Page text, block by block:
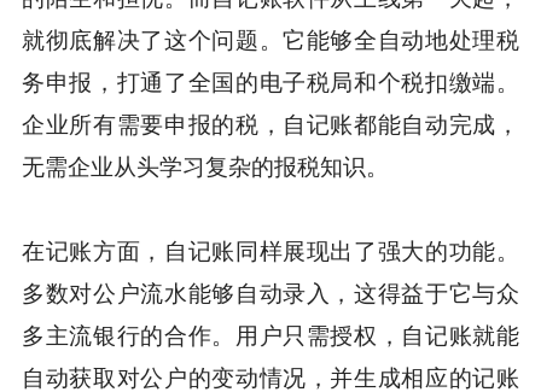
就彻底解决了这个问题。它能够全自动地处理税
务申报，打通了全国的电子税局和个税扣缴端。
企业所有需要申报的税，自记账都能自动完成，
无需企业从头学习复杂的报税知识。
在记账方面，自记账同样展现出了强大的功能。
多数对公户流水能够自动录入，这得益于它与众
多主流银行的合作。用户只需授权，自记账就能
自动获取对公户的变动情况，并生成相应的记账